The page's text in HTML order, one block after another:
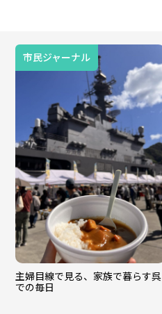
市民ジャーナル
主婦目線で見る、家族で暮らす呉
での毎日